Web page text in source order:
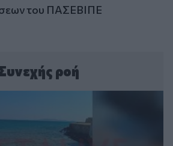
του ΠΑΣΕΒΙΠΕ
ροή